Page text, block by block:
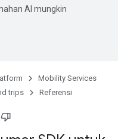
AI mungkin
Mobility Services
trips Referensi